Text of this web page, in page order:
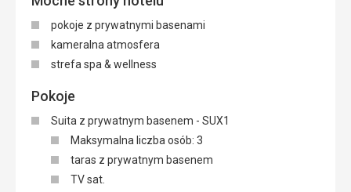
pokoje z prywatnymi basenami
kameralna atmosfera
strefa spa & wellness
Pokoje
Suita z prywatnym basenem - SUX1
Maksymalna liczba osób: 3
taras z prywatnym basenem
TV sat.